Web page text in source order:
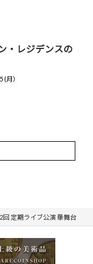
・レジデンスの
(月）
回 定期ライブ公演 華舞台